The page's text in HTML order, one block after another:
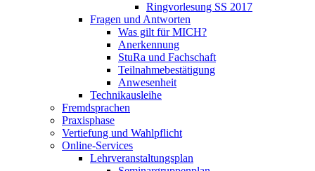
Ringvorlesung SS 2017
Fragen und Antworten
Was gilt für MICH?
Anerkennung
StuRa und Fachschaft
Teilnahmebestätigung
Anwesenheit
Technikausleihe
Fremdsprachen
Praxisphase
Vertiefung und Wahlpflicht
Online-Services
Lehrveranstaltungsplan